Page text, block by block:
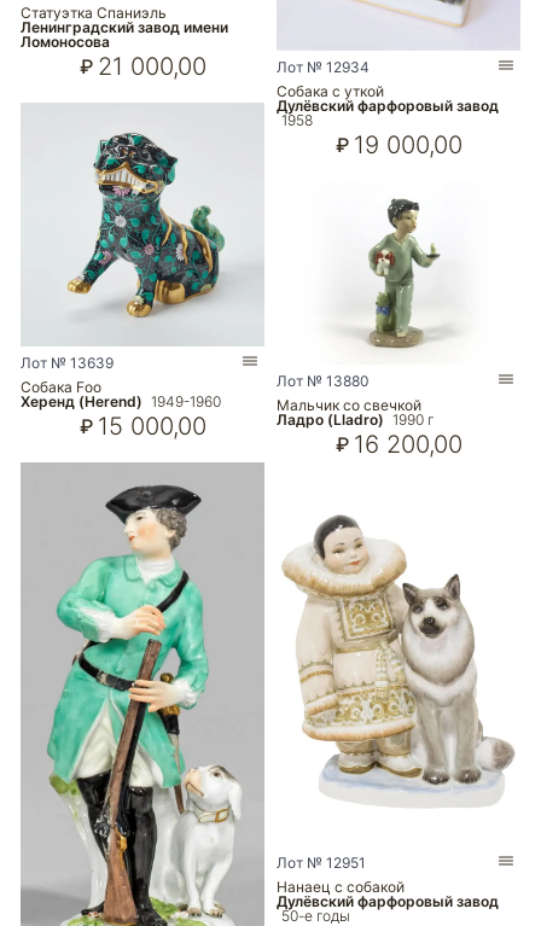
Статуэтка Спаниэль
Ленинградский завод имени
Ломоносова
₽ 21 000,00
Лот № 13639
Собака Foo
Херенд (Herend) 1949-1960
₽ 15 000,00
Лот № 12934
Собака с уткой
Дулёвский фарфоровый завод
1958
₽ 19 000,00
Лот № 13880
Мальчик со свечкой
Ладро (Lladro) 1990 г
₽ 16 200,00
Лот № 12951
Нанаец с собакой
Дулёвский фарфоровый завод
50-е годы